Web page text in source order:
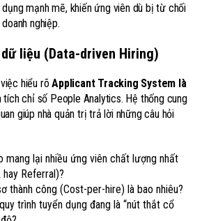
mạnh mẽ, khiến ứng viên dù bị từ chối
nghiệp.
liệu (Data-driven Hiring)
hiểu rõApplicant Tracking System là
chỉ số People Analytics. Hệ thống cung
giúp nhà quản trị trả lời những câu hỏi
mang lại nhiều ứng viên chất lượng nhất
Referral)?
thành công (Cost-per-hire) là bao nhiêu?
trình tuyển dụng đang là “nút thắt cổ